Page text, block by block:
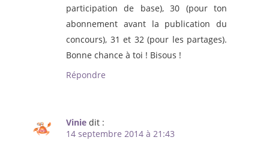
participation de base), 30 (pour ton
abonnement avant la publication du
concours), 31 et 32 (pour les partages).
Bonne chance à toi ! Bisous !
Répondre
Vinie dit :
14 septembre 2014 à 21:43